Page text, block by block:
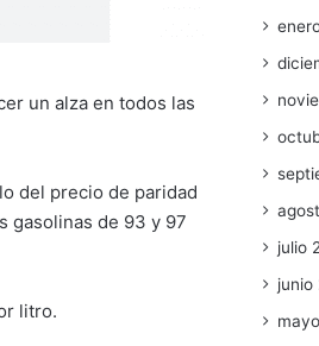
un alza en todos las
del precio de paridad
gasolinas de 93 y 97
litro.
julio
junio